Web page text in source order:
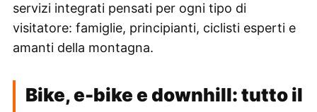
servizi integrati pensati per ogni tipo di
visitatore: famiglie, principianti, ciclisti esperti e
amanti della montagna.
Bike, e-bike e downhill: tutto il